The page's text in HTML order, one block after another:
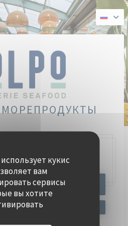
кукис
вам
сервисы
вы хотите
в новом окне))в новом окне))
92300 Levallois-Perret
СТОЛИК